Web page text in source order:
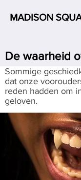
MADISON
De waarheid
Sommige
dat onze
reden hadden om
geloven.